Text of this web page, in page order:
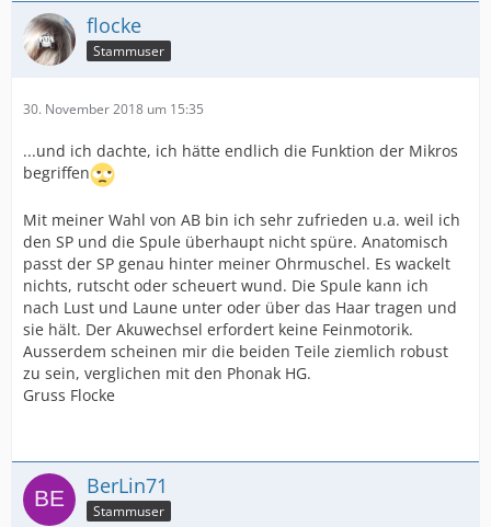
flocke
Stammuser
30. November 2018 um 15:35
...und ich dachte, ich hätte endlich die Funktion der Mikros
begriffen
Mit meiner Wahl von AB bin ich sehr zufrieden u.a. weil ich
den SP und die Spule überhaupt nicht spüre. Anatomisch
passt der SP genau hinter meiner Ohrmuschel. Es wackelt
nichts, rutscht oder scheuert wund. Die Spule kann ich
nach Lust und Laune unter oder über das Haar tragen und
sie hält. Der Akuwechsel erfordert keine Feinmotorik.
Ausserdem scheinen mir die beiden Teile ziemlich robust
zu sein, verglichen mit den Phonak HG.
Gruss Flocke
BerLin71
Stammuser